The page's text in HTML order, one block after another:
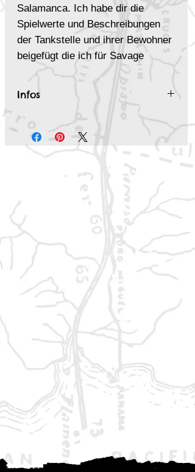
Salamanca. Ich habe dir die
Spielwerte und Beschreibungen
der Tankstelle und ihrer Bewohner
beigefügt die ich für Savage
Worlds erstellt habe.
Die hier gezeigten Grafiken
wurden mithilfe von KI-Technologie
erstellt und anschließend
sorgfältig von Hand überarbeitet
und verfeinert. Karte und Dächer
stammen aus der Feder von
Christian Gutt und verleihen dem
Setting seinen unverwechselbaren
Charakter.
Infos
Zum Let's Play:Dr. Perish's
Wasteland Cure